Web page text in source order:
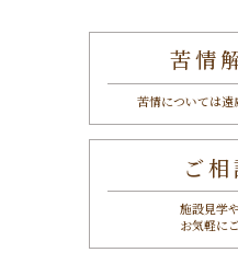
苦情
苦情については遠
ご
施設見学
お気軽に